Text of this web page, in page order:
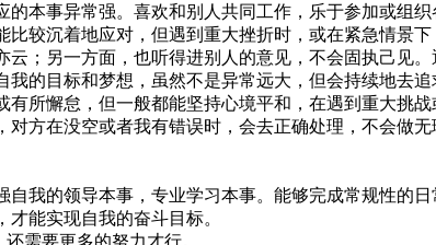
本事异常强。喜欢和别人共同工作，乐于参加或组
较沉着地应对，但遇到重大挫折时，或在紧急情景
；另一方面，也听得进别人的意见，不会固执己见
的目标和梦想，虽然不是异常远大，但会持续地去
所懈怠，但一般都能坚持心境平和，在遇到重大挑
方在没空或者我有错误时，会去正确处理，不会做
我的领导本事，专业学习本事。能够完成常规性的
能实现自我的奋斗目标。
需要更多的努力才行。